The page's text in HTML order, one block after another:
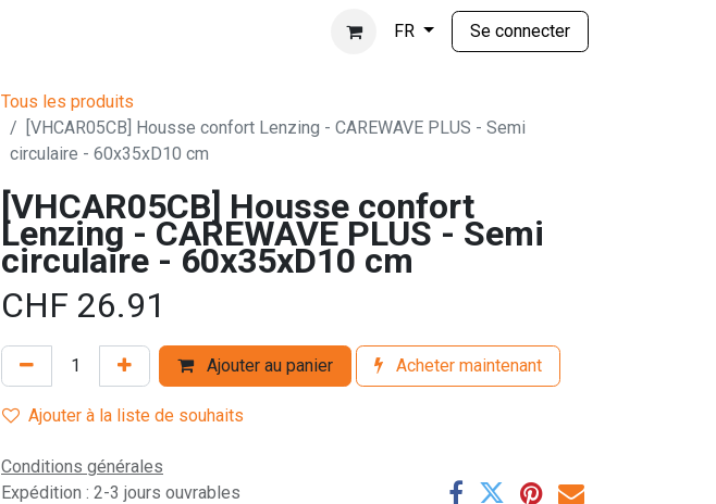
FR Se connecter
Tous les produits
[VHCAR05CB] Housse confort Lenzing - CAREWAVE PLUS - Semi
circulaire - 60x35xD10 cm
[VHCAR05CB] Housse confort
Lenzing - CAREWAVE PLUS - Semi
circulaire - 60x35xD10 cm
CHF 26.91
Ajouter au panier Acheter maintenant
Ajouter à la liste de souhaits
Conditions générales
Expédition : 2-3 jours ouvrables